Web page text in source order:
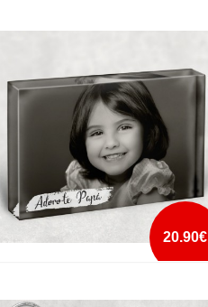
mais info
add à lista
20.90€
DEDICATÓRIA